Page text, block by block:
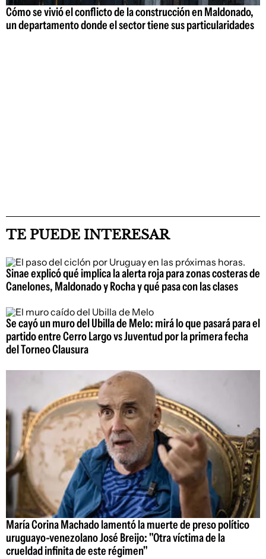
Cómo se vivió el conflicto de la construcción en Maldonado,
un departamento donde el sector tiene sus particularidades
TE PUEDE INTERESAR
Sinae explicó qué implica la alerta roja para zonas costeras de
Canelones, Maldonado y Rocha y qué pasa con las clases
Se cayó un muro del Ubilla de Melo: mirá lo que pasará para el
partido entre Cerro Largo vs Juventud por la primera fecha
del Torneo Clausura
María Corina Machado lamentó la muerte de preso político
uruguayo-venezolano José Breijo: "Otra víctima de la
crueldad infinita de este régimen"